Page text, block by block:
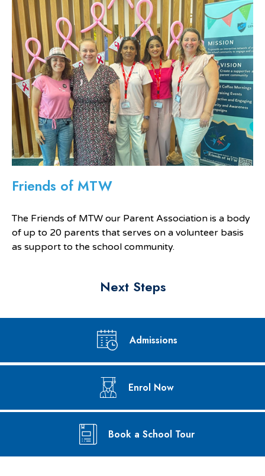
Friends of MTW
The Friends of MTW our Parent Association is a body
of up to 20 parents that serves on a volunteer basis
as support to the school community.
Next Steps
Admissions
Enrol Now
Book a School Tour